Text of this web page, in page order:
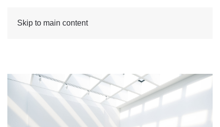
Skip to main content